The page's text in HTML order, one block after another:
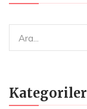
Kategoriler